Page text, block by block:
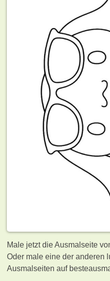
Male jetzt die Ausmalseite
Oder male eine der anderen
Ausmalseiten auf